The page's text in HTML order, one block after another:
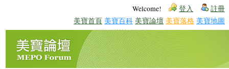
Welcome! 登入 註冊
美寶首頁 美寶百科 美寶論壇 美寶落格 美寶地圖